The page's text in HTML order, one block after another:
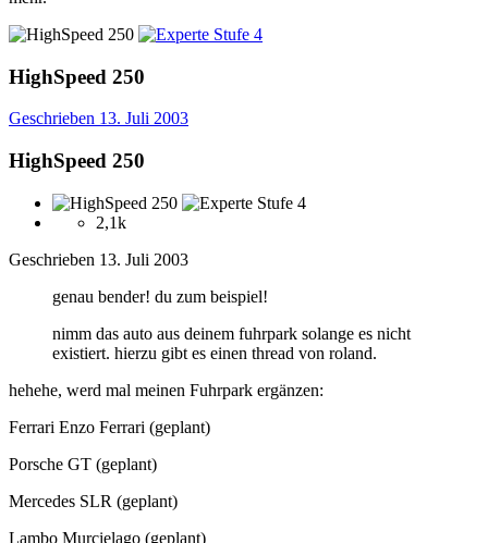
HighSpeed 250
Geschrieben 13. Juli 2003
HighSpeed 250
2,1k
Geschrieben 13. Juli 2003
genau bender! du zum beispiel!
nimm das auto aus deinem fuhrpark solange es nicht
existiert. hierzu gibt es einen thread von roland.
hehehe, werd mal meinen Fuhrpark ergänzen:
Ferrari Enzo Ferrari (geplant)
Porsche GT (geplant)
Mercedes SLR (geplant)
Lambo Murcielago (geplant)